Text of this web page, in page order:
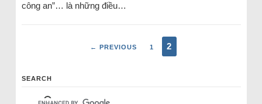
công an”… là những điều…
← PREVIOUS 1 2
SEARCH